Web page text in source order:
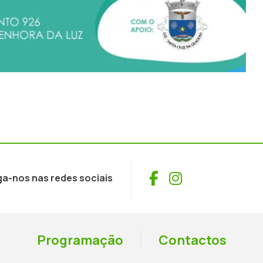
nos nas redes sociais Facebook
Instagram
Programação Contactos